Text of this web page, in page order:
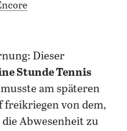
Stunde Tennis
am späteren
freikriegen von dem,
Abwesenheit zu